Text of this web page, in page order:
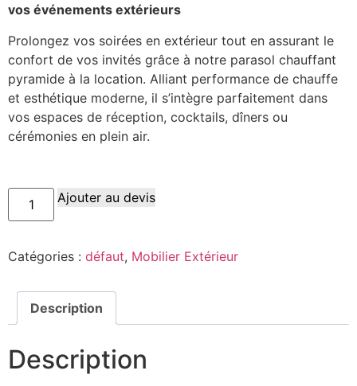
vos événements extérieurs
Prolongez vos soirées en extérieur tout en assurant le
confort de vos invités grâce à notre parasol chauffant
pyramide à la location. Alliant performance de chauffe
et esthétique moderne, il s’intègre parfaitement dans
vos espaces de réception, cocktails, dîners ou
cérémonies en plein air.
Ajouter au devis
Catégories : défaut, Mobilier Extérieur
Description
Description